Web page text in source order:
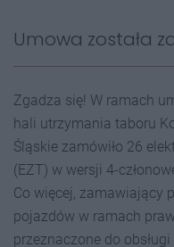
Umowa została
Zgadza się! W ramach
hali utrzymania taboru
Śląskie zamówiło 26
(EZT) w wersji 4-
Co więcej, zamawiający
pojazdów w ramach
przeznaczone do